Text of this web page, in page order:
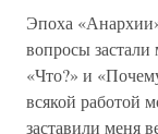
Эпоха
вопросы
«Что?» и
всякой
заставили меня